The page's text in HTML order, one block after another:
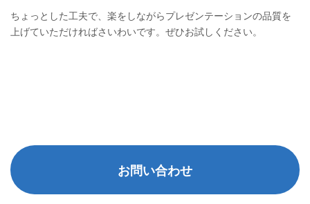
ちょっとした工夫で、楽をしながらプレゼンテーションの品質を
上げていただければさいわいです。ぜひお試しください。
お問い合わせ